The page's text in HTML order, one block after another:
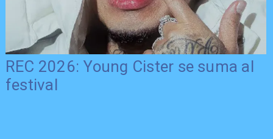
REC 2026: Young Cister se suma al
festival